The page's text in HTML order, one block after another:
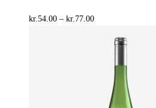
kr. 54.00 – kr. 77.00Prisinterval: